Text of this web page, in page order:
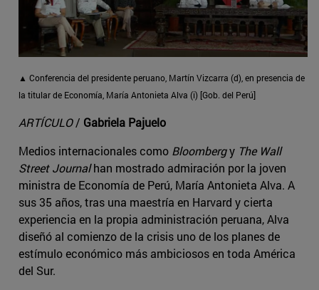
▲ Conferencia del presidente peruano, Martín Vizcarra (d), en presencia de
la titular de Economía, María Antonieta Alva (i) [Gob. del Perú]
ARTÍCULO/ Gabriela Pajuelo
Medios internacionales como Bloombergy The Wall
Street Journalhan mostrado admiración por la joven
ministra de Economía de Perú, María Antonieta Alva. A
sus 35 años, tras una maestría en Harvard y cierta
experiencia en la propia administración peruana, Alva
diseñó al comienzo de la crisis uno de los planes de
estímulo económico más ambiciosos en toda América
del Sur.